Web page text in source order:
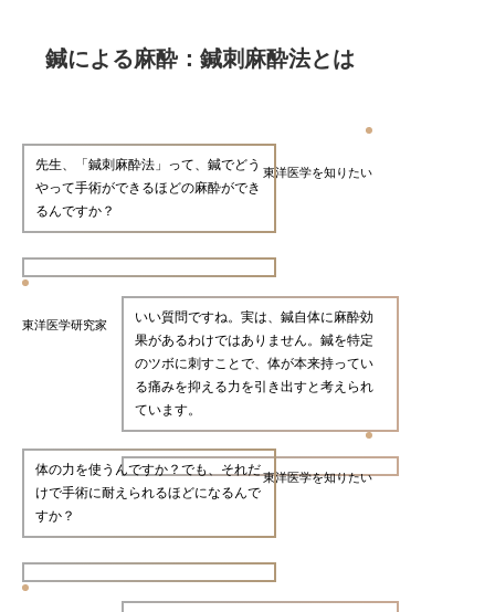
鍼による麻酔：鍼刺麻酔法とは
東洋医学を知りたい
先生、「鍼刺麻酔法」って、鍼でどう
やって手術ができるほどの麻酔ができ
るんですか？
東洋医学研究家
いい質問ですね。実は、鍼自体に麻酔効
果があるわけではありません。鍼を特定
のツボに刺すことで、体が本来持ってい
る痛みを抑える力を引き出すと考えられ
ています。
東洋医学を知りたい
体の力を使うんですか？でも、それだ
けで手術に耐えられるほどになるんで
すか？